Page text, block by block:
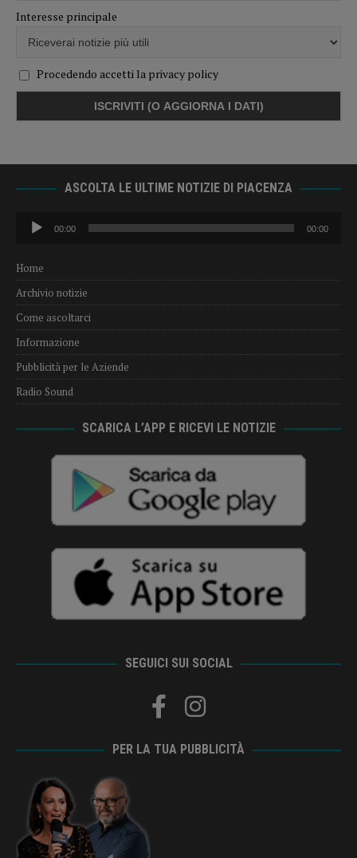
Interesse principale
Procedendo accetti la privacy policy
ASCOLTA LE ULTIME NOTIZIE DI PIACENZA
Audio
Player
00:00 00:00
Home
Archivio notizie
Come ascoltarci
Informazione
Pubblicità per le Aziende
Radio Sound
SCARICA L’APP E RICEVI LE NOTIZIE
SEGUICI SUI SOCIAL
PER LA TUA PUBBLICITÀ